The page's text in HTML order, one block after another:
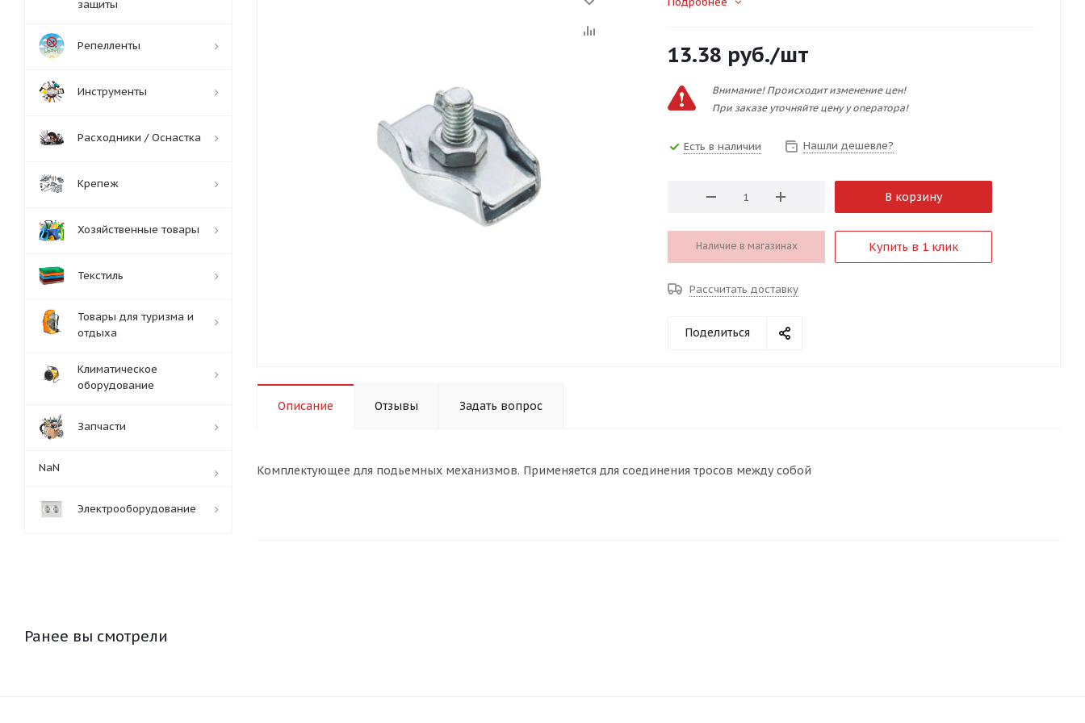
13.38 руб./шт
Внимание! Происходит изменение цен!
При заказе уточняйте цену у оператора!
Есть в наличии Нашли дешевле?
В корзину
Наличие в магазинах Купить в 1 клик
Рассчитать доставку
Поделиться
Описание Отзывы Задать вопрос
Комплектующее для подьемных механизмов. Применяется для соединения тросов между собой
защиты
Репелленты
Инструменты
Расходники / Оснастка
Крепеж
Хозяйственные товары
Текстиль
Товары для туризма и
отдыха
Климатическое
оборудование
Запчасти
NaN
Электрооборудование
Ранее вы смотрели